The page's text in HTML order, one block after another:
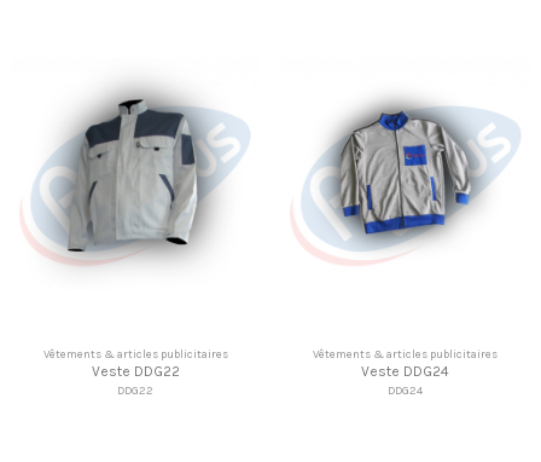
Vêtements & articles publicitaires
Veste DDG22
DDG22
Vêtements & articles publicitaires
Veste DDG24
DDG24